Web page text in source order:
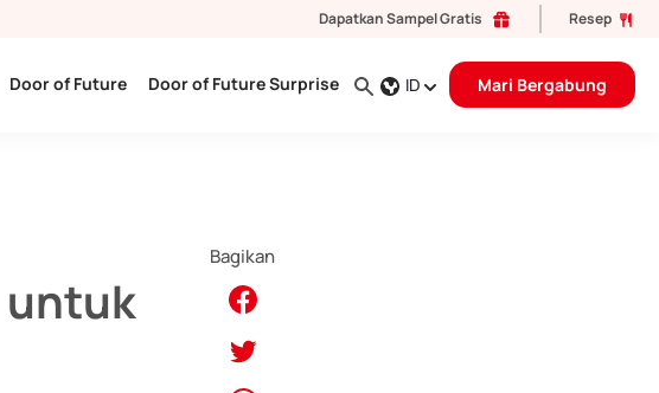
Dapatkan Sampel Gratis Resep
ID Mari Bergabung
Door of Future Door of Future Surprise
untuk
Bagikan